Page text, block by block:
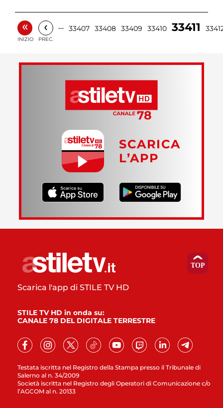
«
INIZIO
‹
PREC.
… 33407 33408 33409 33410 33411
SCARICA
L’APP
Testata iscritta nel Registro della Stampa presso il Tribunale di
Salerno al n. 34/2009
Società iscritta nel Registro degli Operatori di Comunicazione c/o
l’AGCOM al n. 20133
Scarica l'app di STILE TV HD
STILE TV HD in onda su:
CANALE 78 DEL DIGITALE TERRESTRE